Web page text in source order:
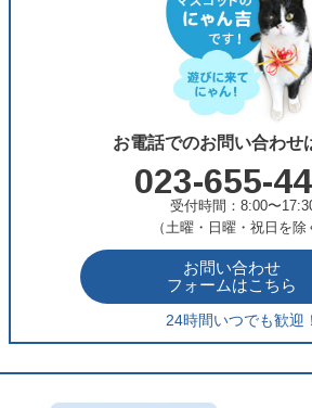
お電話でのお問い合わせ
023-655-
受付時間：8:00〜
（土曜・日曜・祝日を除
お問い合わせ
フォームはこちら
24時間いつでも歓迎！